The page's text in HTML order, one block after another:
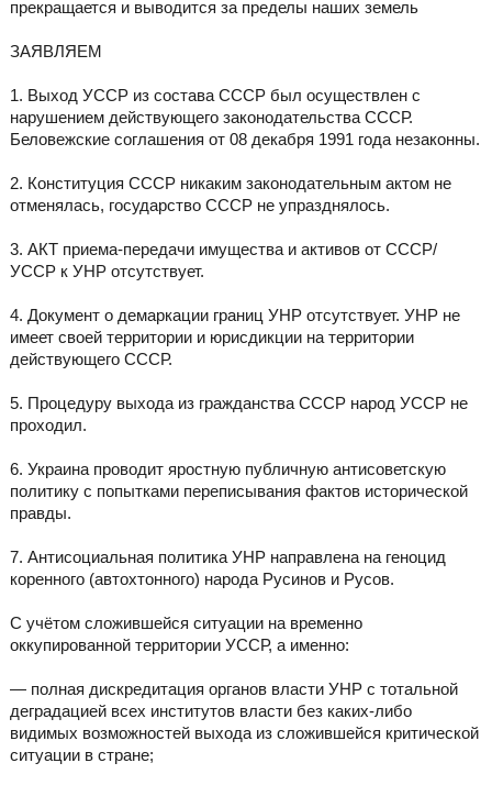
прекращается и выводится за пределы наших земель
ЗАЯВЛЯЕМ
1. Выход УССР из состава СССР был осуществлен с
нарушением действующего законодательства СССР.
Беловежские соглашения от 08 декабря 1991 года незаконны.
2. Конституция СССР никаким законодательным актом не
отменялась, государство СССР не упразднялось.
3. АКТ приема-передачи имущества и активов от СССР/
УССР к УНР отсутствует.
4. Документ о демаркации границ УНР отсутствует. УНР не
имеет своей территории и юрисдикции на территории
действующего СССР.
5. Процедуру выхода из гражданства СССР народ УССР не
проходил.
6. Украина проводит яростную публичную антисоветскую
политику с попытками переписывания фактов исторической
правды.
7. Антисоциальная политика УНР направлена на геноцид
коренного (автохтонного) народа Русинов и Русов.
С учётом сложившейся ситуации на временно
оккупированной территории УССР, а именно:
— полная дискредитация органов власти УНР с тотальной
деградацией всех институтов власти без каких-либо
видимых возможностей выхода из сложившейся критической
ситуации в стране;